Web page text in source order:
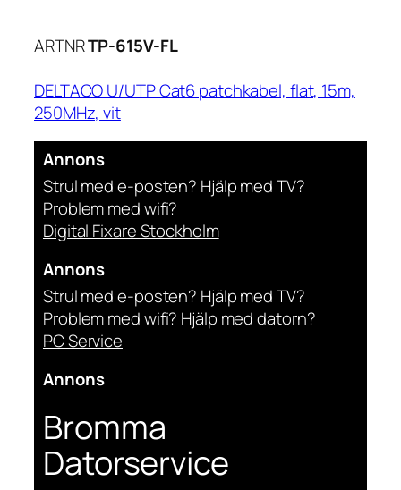
ARTNRTP-615V-FL
DELTACO U/UTP Cat6 patchkabel, flat, 15m,
250MHz, vit
Annons
Strul med e-posten? Hjälp med TV?
Problem med wifi?
Digital Fixare Stockholm
Annons
Strul med e-posten? Hjälp med TV?
Problem med wifi? Hjälp med datorn?
PC Service
Annons
Bromma
Datorservice